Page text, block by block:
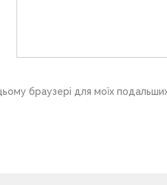
браузері для моїх